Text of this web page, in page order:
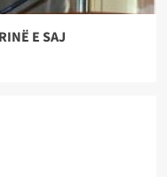
E SAJ